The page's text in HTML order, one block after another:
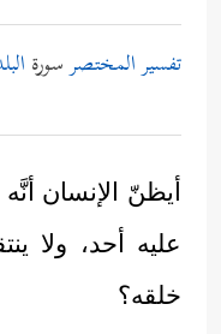
تفسير المختصرسورة
أيظنّ الإنسان
عليه أحد، ولا
خلقه؟